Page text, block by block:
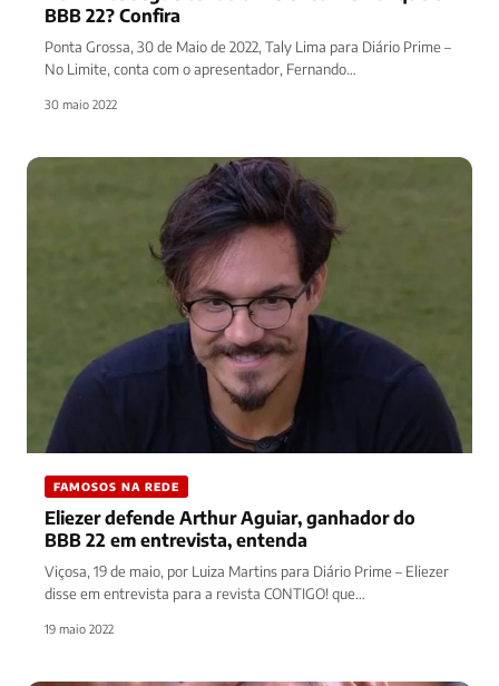
BBB 22? Confira
Ponta Grossa, 30 de Maio de 2022, Taly Lima para Diário Prime –
No Limite, conta com o apresentador, Fernando…
30 maio 2022
FAMOSOS NA REDE
Eliezer defende Arthur Aguiar, ganhador do
BBB 22 em entrevista, entenda
Viçosa, 19 de maio, por Luiza Martins para Diário Prime – Eliezer
disse em entrevista para a revista CONTIGO! que…
19 maio 2022